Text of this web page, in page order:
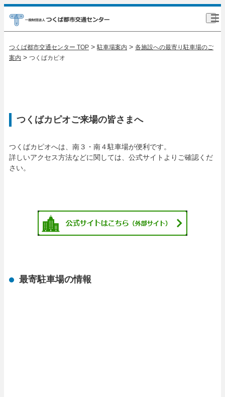
つくば都市交通センター TOP > 駐車場案内 > 各施設への最寄り駐車場のご
案内 > つくばカピオ
つくばカピオご来場の皆さまへ
つくばカピオへは、南３・南４駐車場が便利です。
詳しいアクセス方法などに関しては、公式サイトよりご確認くだ
さい。
最寄駐車場の情報